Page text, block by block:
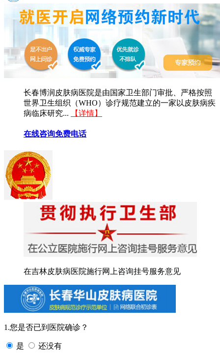
长春博润皮肤病医院是由国家卫生部门审批、严格按照
世界卫生组织（WHO）诊疗规范建立的一家以皮肤病疾
病临床研究...
【详情】
在线咨询免费电话
在吉林皮肤病医院施行网上咨询挂号服务意见
1.您是否已到医院确诊？
是 还没有